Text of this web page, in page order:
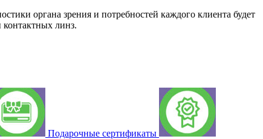
органа зрения и потребностей каждого клиента будет
линз.
Подарочные сертификаты